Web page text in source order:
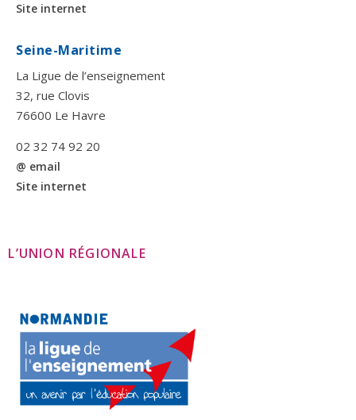
Site internet
Seine-Maritime
La Ligue de l’enseignement
32, rue Clovis
76600 Le Havre
02 32 74 92 20
@ email
Site internet
L’UNION RÉGIONALE